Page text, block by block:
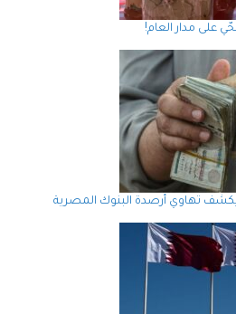
على مدار العام!
تهاوي أرصدة البنوك المصرية